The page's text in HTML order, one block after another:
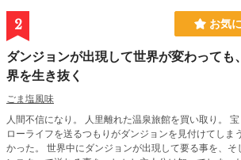
2 お気
ダンジョンが出現して世界が変わっても
界を生き抜く
ごま塩風味
人間不信になり。 人里離れた温泉旅館を買い取り。
ローライフを送るつもりがダンジョンを見付けてしま
かった。 世界中にダンジョンが出現して要る事を、そ